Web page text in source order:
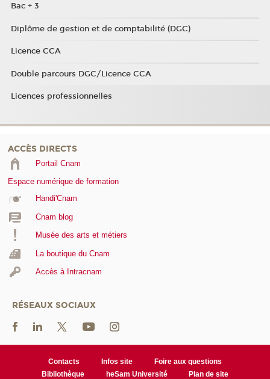
Bac + 3
Diplôme de gestion et de comptabilité (DGC)
Licence CCA
Double parcours DGC/Licence CCA
Licences professionnelles
ACCÈS DIRECTS
Portail Cnam
Espace numérique de formation
Handi'Cnam
Cnam blog
Musée des arts et métiers
La boutique du Cnam
Accès à Intracnam
RÉSEAUX SOCIAUX
Contacts Infos site
Foire aux questions
Bibliothèque
heSam Université Plan de site